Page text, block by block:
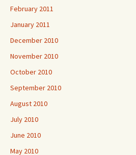
February 2011
January 2011
December 2010
November 2010
October 2010
September 2010
August 2010
July 2010
June 2010
May 2010